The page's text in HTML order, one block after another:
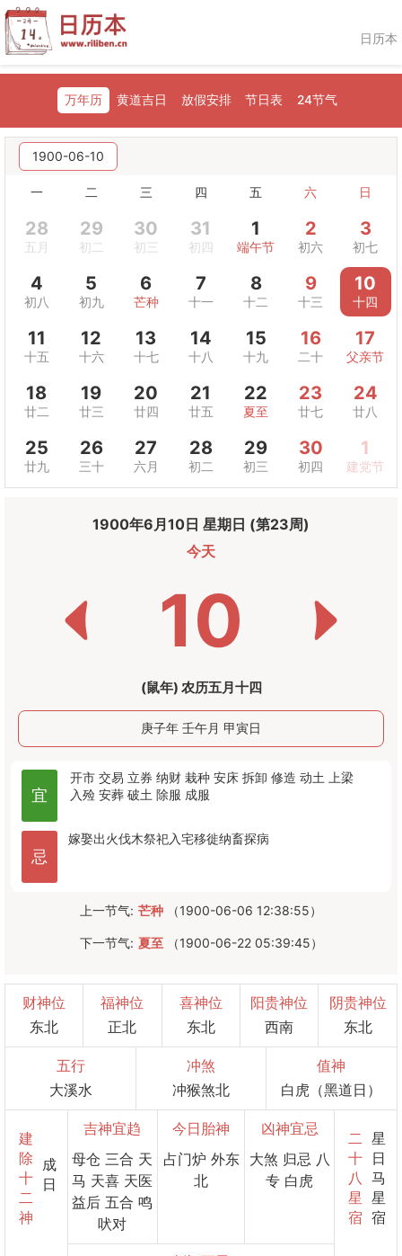
日历本
万年历 黄道吉日 放假安排 节日表 24节气
1900-06-10
一 二 三 四 五 六 日
28
五月
29
初二
30
初三
31
初四
1
端午节
2
初六
3
初七
4
初八
5
初九
6
芒种
7
十一
8
十二
9
十三
10
十四
11
十五
12
十六
13
十七
14
十八
15
十九
16
二十
17
父亲节
18
廿二
19
廿三
20
廿四
21
廿五
22
夏至
23
廿七
24
廿八
25
廿九
26
三十
27
六月
28
初二
29
初三
30
初四
1
建党节
1900年6月10日 星期日 (第23周)
今天
10
(鼠年) 农历五月十四
庚子年 壬午月 甲寅日
宜
开市 交易 立券 纳财 栽种 安床 拆卸 修造 动土
上梁
入殓 安葬 破土 除服 成服
忌
嫁娶出火伐木祭祀入宅移徙纳畜探病
上一节气: 芒种 （1900-06-06 12:38:55）
下一节气: 夏至 （1900-06-22 05:39:45）
财神位
东北
福神位
正北
喜神位
东北
阳贵神位
西南
阴贵神位
东北
五行
大溪水
冲煞
冲猴煞北
值神
白虎（黑道日）
建
除
十
二
神
成
日
吉神宜趋
母仓 三合 天
马 天喜 天医
益后 五合 鸣
吠对
今日胎神
占门炉 外东
北
凶神宜忌
大煞 归忌 八
专 白虎
二
十
八
星
宿
星
日
马
星
宿